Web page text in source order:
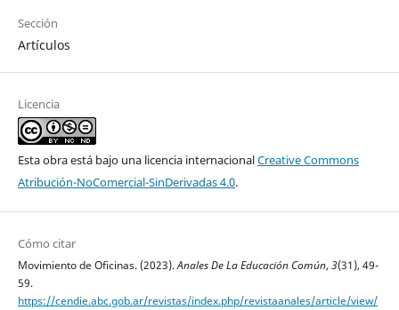
Sección
Artículos
Licencia
Esta obra está bajo una licencia internacionalCreative Commons
Atribución-NoComercial-SinDerivadas 4.0.
Cómo citar
Movimiento de Oficinas. (2023).Anales De La Educación Común, 3(31), 49-
59.
https://cendie.abc.gob.ar/revistas/index.php/revistaanales/article/view/